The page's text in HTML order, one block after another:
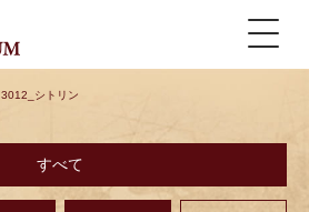
3012_シトリン
すべて